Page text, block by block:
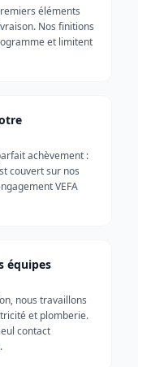
éléments
Nos finitions
et limitent
achèvement :
couvert sur nos
VEFA
équipes
nous travaillons
et plomberie.
contact